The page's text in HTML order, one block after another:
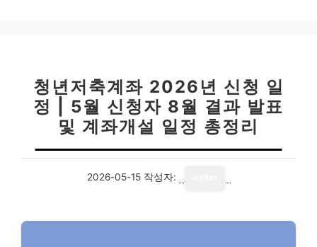
청년저축계좌 2026년 신청 일
정 | 5월 신청자 8월 결과 발표
및 계좌개설 일정 총정리
2026-05-15 작성자: